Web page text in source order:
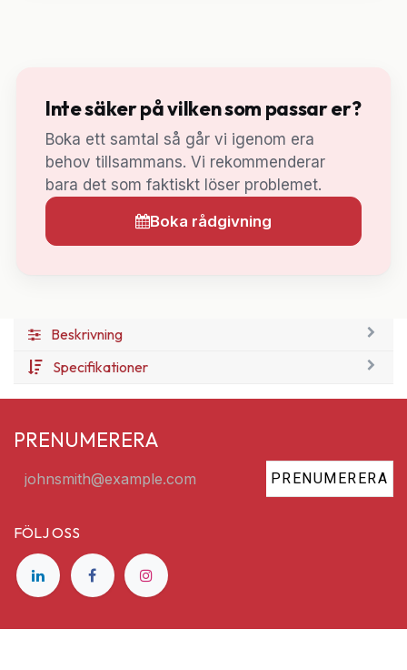
Inte säker på vilken som passar er?
Boka ett samtal så går vi igenom era
behov tillsammans. Vi rekommenderar
bara det som faktiskt löser problemet.
Boka rådgivning
Beskrivning
Specifikationer
PRENUMERERA
PRENUMERERA
FÖLJ OSS